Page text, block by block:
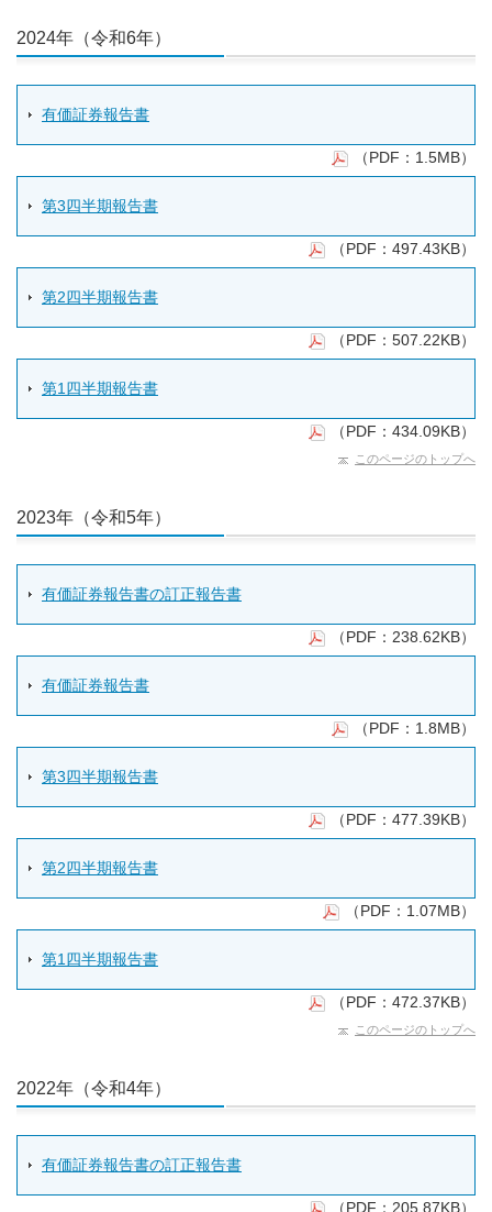
2024年（令和6年）
有価証券報告書
（PDF：1.5MB）
第3四半期報告書
（PDF：497.43KB）
第2四半期報告書
（PDF：507.22KB）
第1四半期報告書
（PDF：434.09KB）
このページのトップへ
2023年（令和5年）
有価証券報告書の訂正報告書
（PDF：238.62KB）
有価証券報告書
（PDF：1.8MB）
第3四半期報告書
（PDF：477.39KB）
第2四半期報告書
（PDF：1.07MB）
第1四半期報告書
（PDF：472.37KB）
このページのトップへ
2022年（令和4年）
有価証券報告書の訂正報告書
（PDF：205.87KB）